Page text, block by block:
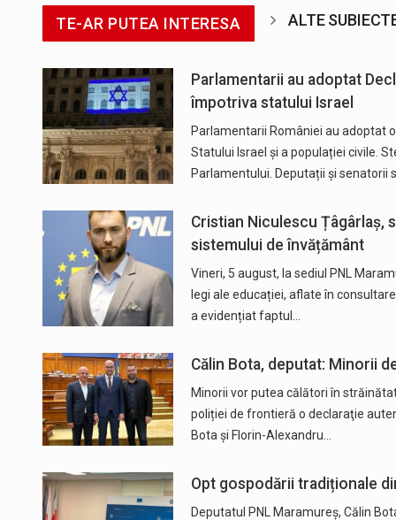
TE-AR PUTEA INTERESA ALTE
Parlamentarii au adoptat
împotriva statului Israel
Parlamentarii României au adoptat
Statului Israel și a populației civile.
Parlamentului. Deputații și senatorii
Cristian Niculescu Țâgârlaș,
sistemului de învățământ
Vineri, 5 august, la sediul PNL
legi ale educației, aflate în
a evidențiat faptul…
Călin Bota, deputat: Minorii
Minorii vor putea călători în
poliției de frontieră o declaraţie
Bota și Florin-Alexandru…
Opt gospodării tradiționale
Deputatul PNL Maramureș, Călin